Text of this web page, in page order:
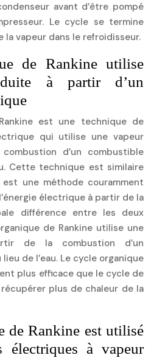
avant d’être pompé
Le cycle se termine
la vapeur dans le refroidisseur.
de Rankine utilise
à partir d’un
est une technique de
qui utilise une vapeur
d’un combustible
Cette technique est similaire
une méthode couramment
électrique à partir de la
différence entre les deux
de Rankine utilise une
de la combustion d’un
de l’eau. Le cycle organique
plus efficace que le cycle de
plus de chaleur de la
de Rankine est utilisé
électriques à vapeur